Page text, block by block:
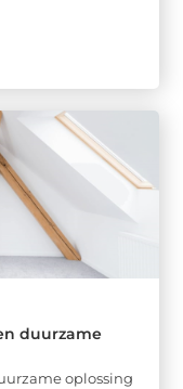
duurzame
oplossing